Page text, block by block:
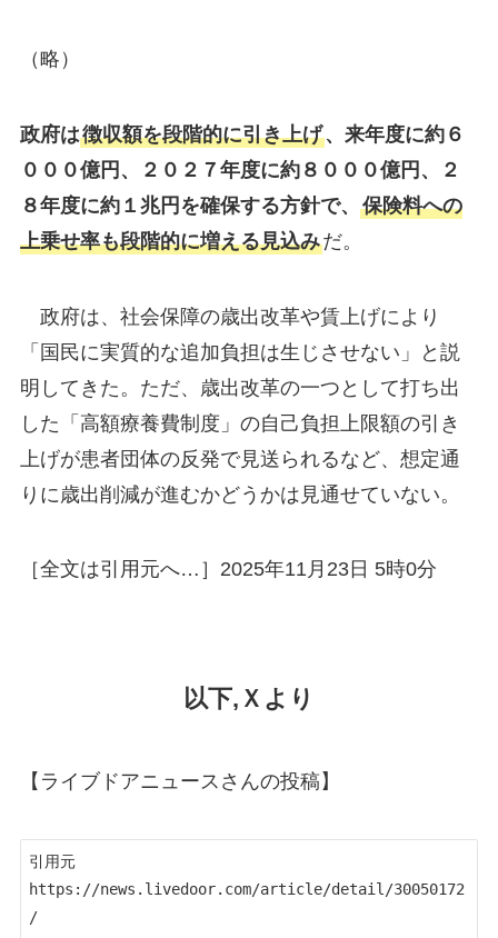
（略）
政府は徴収額を段階的に引き上げ、来年度に約６
０００億円、２０２７年度に約８０００億円、２
８年度に約１兆円を確保する方針で、 保険料への
上乗せ率も段階的に増える見込みだ。
政府は、社会保障の歳出改革や賃上げにより
「国民に実質的な追加負担は生じさせない」と説
明してきた。ただ、歳出改革の一つとして打ち出
した「高額療養費制度」の自己負担上限額の引き
上げが患者団体の反発で見送られるなど、想定通
りに歳出削減が進むかどうかは見通せていない。
［全文は引用元へ…］2025年11月23日 5時0分
以下,Ｘより
【ライブドアニュースさんの投稿】
引用元
https://news.livedoor.com/article/detail/30050172
/